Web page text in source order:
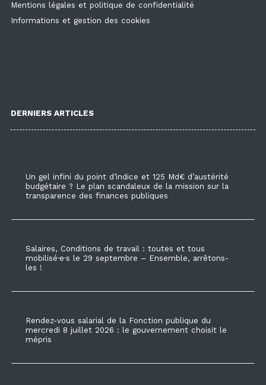
Mentions légales et politique de confidentialité
Informations et gestion des cookies
DERNIERS ARTICLES
Un gel infini du point d’indice et 125 Md€ d’austérité
budgétaire ? Le plan scandaleux de la mission sur la
transparence des finances publiques
Salaires, Conditions de travail : toutes et tous
mobilisé·e·s le 29 septembre – Ensemble, arrêtons-
les !
Rendez-vous salarial de la Fonction publique du
mercredi 8 juillet 2026 : le gouvernement choisit le
mépris